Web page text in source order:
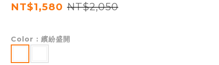
NT$1,580 NT$2,050
Color : 繽紛盛開